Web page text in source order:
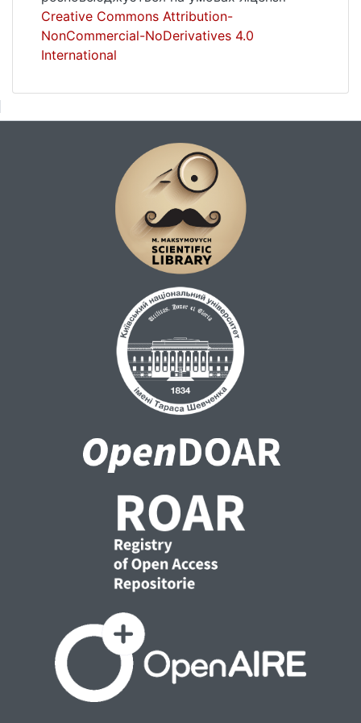
англомовному писемному спілкуванні,
майбутні журналісти, блог-технології,
нокомунікаційні технології, функціональні
Creative Commons Attribution-
NonCommercial-NoDerivatives 4.0
International